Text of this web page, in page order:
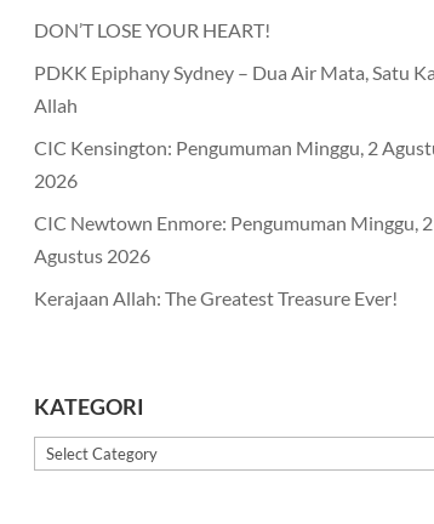
DON’T LOSE YOUR HEART!
PDKK Epiphany Sydney – Dua Air Mata, Satu
Allah
CIC Kensington: Pengumuman Minggu, 2
2026
CIC Newtown Enmore: Pengumuman Minggu, 2
Agustus 2026
Kerajaan Allah: The Greatest Treasure Ever!
KATEGORI
Kategori